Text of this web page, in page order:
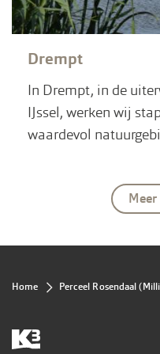
Drempt
In Drempt, in de
IJssel, werken wij
waardevol
Kruimelpad
Home Perceel Rosendaal